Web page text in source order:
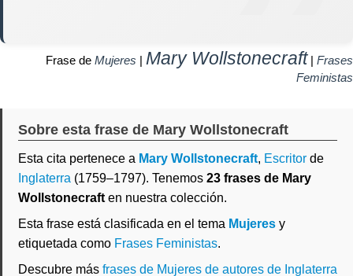
Frase de Mujeres | Mary Wollstonecraft| Frases
Feministas
Sobre esta frase de Mary Wollstonecraft
Esta cita pertenece a Mary Wollstonecraft, Escritor de
Inglaterra (1759–1797). Tenemos 23 frases de Mary
Wollstonecraft en nuestra colección.
Esta frase está clasificada en el tema Mujeres y
etiquetada como Frases Feministas.
Descubre más frases de Mujeres de autores de Inglaterra